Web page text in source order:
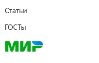
Статьи
ГОСТы